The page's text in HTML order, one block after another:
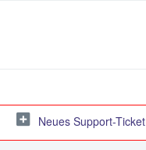
Neues Support-Ticket